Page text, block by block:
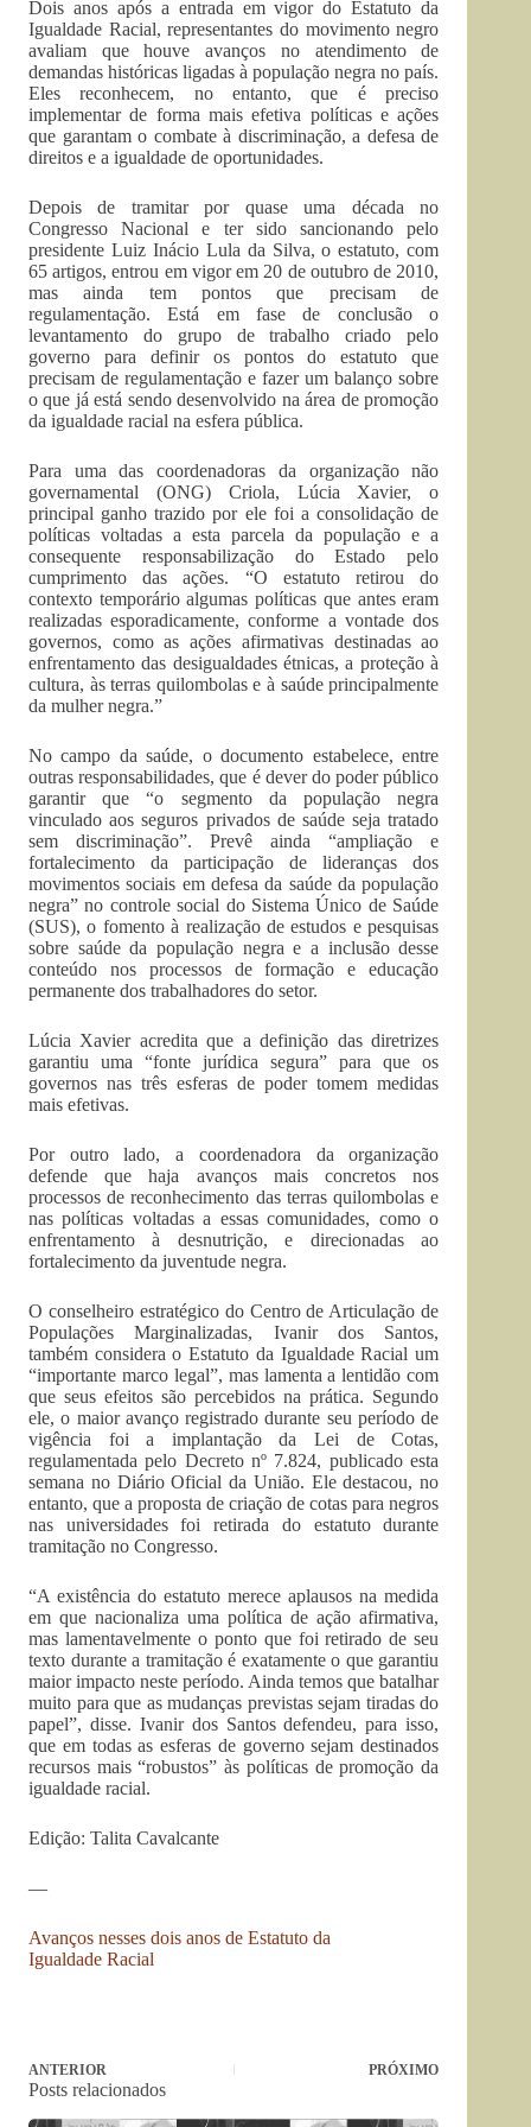
Dois anos após a entrada em vigor do Estatuto da
Igualdade Racial, representantes do movimento negro
avaliam que houve avanços no atendimento de
demandas históricas ligadas à população negra no país.
Eles reconhecem, no entanto, que é preciso
implementar de forma mais efetiva políticas e ações
que garantam o combate à discriminação, a defesa de
direitos e a igualdade de oportunidades.
Depois de tramitar por quase uma década no
Congresso Nacional e ter sido sancionando pelo
presidente Luiz Inácio Lula da Silva, o estatuto, com
65 artigos, entrou em vigor em 20 de outubro de 2010,
mas ainda tem pontos que precisam de
regulamentação. Está em fase de conclusão o
levantamento do grupo de trabalho criado pelo
governo para definir os pontos do estatuto que
precisam de regulamentação e fazer um balanço sobre
o que já está sendo desenvolvido na área de promoção
da igualdade racial na esfera pública.
Para uma das coordenadoras da organização não
governamental (ONG) Criola, Lúcia Xavier, o
principal ganho trazido por ele foi a consolidação de
políticas voltadas a esta parcela da população e a
consequente responsabilização do Estado pelo
cumprimento das ações. “O estatuto retirou do
contexto temporário algumas políticas que antes eram
realizadas esporadicamente, conforme a vontade dos
governos, como as ações afirmativas destinadas ao
enfrentamento das desigualdades étnicas, a proteção à
cultura, às terras quilombolas e à saúde principalmente
da mulher negra.”
No campo da saúde, o documento estabelece, entre
outras responsabilidades, que é dever do poder público
garantir que “o segmento da população negra
vinculado aos seguros privados de saúde seja tratado
sem discriminação”. Prevê ainda “ampliação e
fortalecimento da participação de lideranças dos
movimentos sociais em defesa da saúde da população
negra” no controle social do Sistema Único de Saúde
(SUS), o fomento à realização de estudos e pesquisas
sobre saúde da população negra e a inclusão desse
conteúdo nos processos de formação e educação
permanente dos trabalhadores do setor.
Lúcia Xavier acredita que a definição das diretrizes
garantiu uma “fonte jurídica segura” para que os
governos nas três esferas de poder tomem medidas
mais efetivas.
Por outro lado, a coordenadora da organização
defende que haja avanços mais concretos nos
processos de reconhecimento das terras quilombolas e
nas políticas voltadas a essas comunidades, como o
enfrentamento à desnutrição, e direcionadas ao
fortalecimento da juventude negra.
O conselheiro estratégico do Centro de Articulação de
Populações Marginalizadas, Ivanir dos Santos,
também considera o Estatuto da Igualdade Racial um
“importante marco legal”, mas lamenta a lentidão com
que seus efeitos são percebidos na prática. Segundo
ele, o maior avanço registrado durante seu período de
vigência foi a implantação da Lei de Cotas,
regulamentada pelo Decreto nº 7.824, publicado esta
semana no Diário Oficial da União. Ele destacou, no
entanto, que a proposta de criação de cotas para negros
nas universidades foi retirada do estatuto durante
tramitação no Congresso.
“A existência do estatuto merece aplausos na medida
em que nacionaliza uma política de ação afirmativa,
mas lamentavelmente o ponto que foi retirado de seu
texto durante a tramitação é exatamente o que garantiu
maior impacto neste período. Ainda temos que batalhar
muito para que as mudanças previstas sejam tiradas do
papel”, disse. Ivanir dos Santos defendeu, para isso,
que em todas as esferas de governo sejam destinados
recursos mais “robustos” às políticas de promoção da
igualdade racial.
Edição: Talita Cavalcante
—
Avanços nesses dois anos de Estatuto da
Igualdade Racial
ANTERIOR PRÓXIMO
Posts relacionados